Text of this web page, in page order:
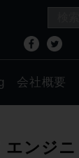
会社概要
エンジニ